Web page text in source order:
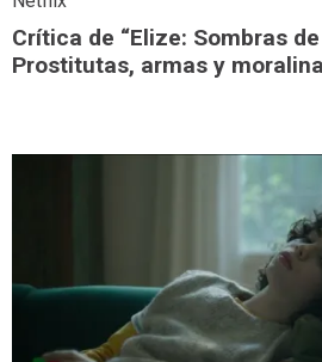
Crítica de “Elize: Sombras
Prostitutas, armas y moralina